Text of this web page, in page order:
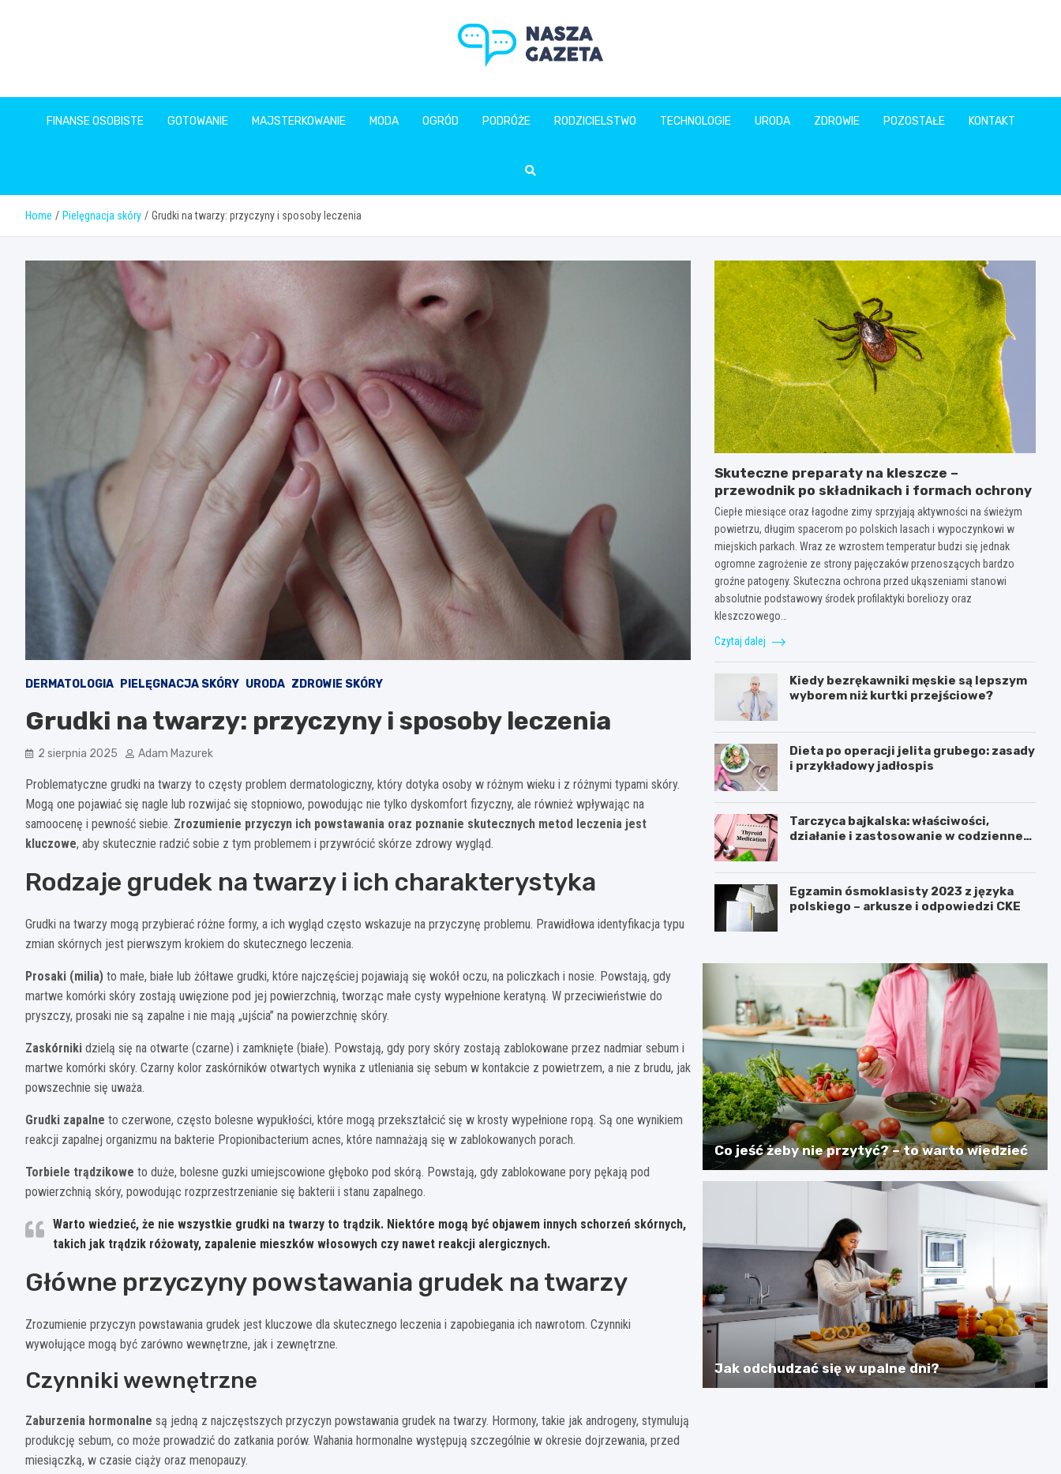
naszagazeta.pl
FINANSE OSOBISTE GOTOWANIE MAJSTERKOWANIE MODA OGRÓD PODRÓŻE RODZICIELSTWO TECHNOLOGIE URODA ZDROWIE POZOSTAŁE KONTAKT
Home Pielęgnacja skóry Grudki na twarzy: przyczyny i sposoby leczenia
DERMATOLOGIA PIELĘGNACJA SKÓRY URODA ZDROWIE SKÓRY
Grudki na twarzy: przyczyny i sposoby leczenia
2 sierpnia 2025 Adam Mazurek
Problematyczne grudki na twarzy to częsty problem dermatologiczny, który dotyka osoby w różnym wieku i z różnymi typami skóry.
Mogą one pojawiać się nagle lub rozwijać się stopniowo, powodując nie tylko dyskomfort fizyczny, ale również wpływając na
samoocenę i pewność siebie. Zrozumienie przyczyn ich powstawania oraz poznanie skutecznych metod leczenia jest
kluczowe, aby skutecznie radzić sobie z tym problemem i przywrócić skórze zdrowy wygląd.
Rodzaje grudek na twarzy i ich charakterystyka
Grudki na twarzy mogą przybierać różne formy, a ich wygląd często wskazuje na przyczynę problemu. Prawidłowa identyfikacja typu
zmian skórnych jest pierwszym krokiem do skutecznego leczenia.
Prosaki (milia) to małe, białe lub żółtawe grudki, które najczęściej pojawiają się wokół oczu, na policzkach i nosie. Powstają, gdy
martwe komórki skóry zostają uwięzione pod jej powierzchnią, tworząc małe cysty wypełnione keratyną. W przeciwieństwie do
pryszczy, prosaki nie są zapalne i nie mają „ujścia” na powierzchnię skóry.
Zaskórniki dzielą się na otwarte (czarne) i zamknięte (białe). Powstają, gdy pory skóry zostają zablokowane przez nadmiar sebum i
martwe komórki skóry. Czarny kolor zaskórników otwartych wynika z utleniania się sebum w kontakcie z powietrzem, a nie z brudu, jak
powszechnie się uważa.
Grudki zapalne to czerwone, często bolesne wypukłości, które mogą przekształcić się w krosty wypełnione ropą. Są one wynikiem
reakcji zapalnej organizmu na bakterie Propionibacterium acnes, które namnażają się w zablokowanych porach.
Torbiele trądzikowe to duże, bolesne guzki umiejscowione głęboko pod skórą. Powstają, gdy zablokowane pory pękają pod
powierzchnią skóry, powodując rozprzestrzenianie się bakterii i stanu zapalnego.
Warto wiedzieć, że nie wszystkie grudki na twarzy to trądzik. Niektóre mogą być objawem innych schorzeń skórnych,
takich jak trądzik różowaty, zapalenie mieszków włosowych czy nawet reakcji alergicznych.
Główne przyczyny powstawania grudek na twarzy
Zrozumienie przyczyn powstawania grudek jest kluczowe dla skutecznego leczenia i zapobiegania ich nawrotom. Czynniki
wywołujące mogą być zarówno wewnętrzne, jak i zewnętrzne.
Czynniki wewnętrzne
Zaburzenia hormonalne są jedną z najczęstszych przyczyn powstawania grudek na twarzy. Hormony, takie jak androgeny, stymulują
produkcję sebum, co może prowadzić do zatkania porów. Wahania hormonalne występują szczególnie w okresie dojrzewania, przed
miesiączką, w czasie ciąży oraz menopauzy.
Skuteczne preparaty na kleszcze –
przewodnik po składnikach i formach ochrony
Ciepłe miesiące oraz łagodne zimy sprzyjają aktywności na świeżym
powietrzu, długim spacerom po polskich lasach i wypoczynkowi w
miejskich parkach. Wraz ze wzrostem temperatur budzi się jednak
ogromne zagrożenie ze strony pajęczaków przenoszących bardzo
groźne patogeny. Skuteczna ochrona przed ukąszeniami stanowi
absolutnie podstawowy środek profilaktyki boreliozy oraz
kleszczowego…
Czytaj dalej
Kiedy bezrękawniki męskie są lepszym
wyborem niż kurtki przejściowe?
Dieta po operacji jelita grubego: zasady
i przykładowy jadłospis
Tarczyca bajkalska: właściwości,
działanie i zastosowanie w codziennej
Egzamin ósmoklasisty 2023 z języka
polskiego – arkusze i odpowiedzi CKE
Co jeść żeby nie przytyć? – to warto wiedzieć
Jak odchudzać się w upalne dni?